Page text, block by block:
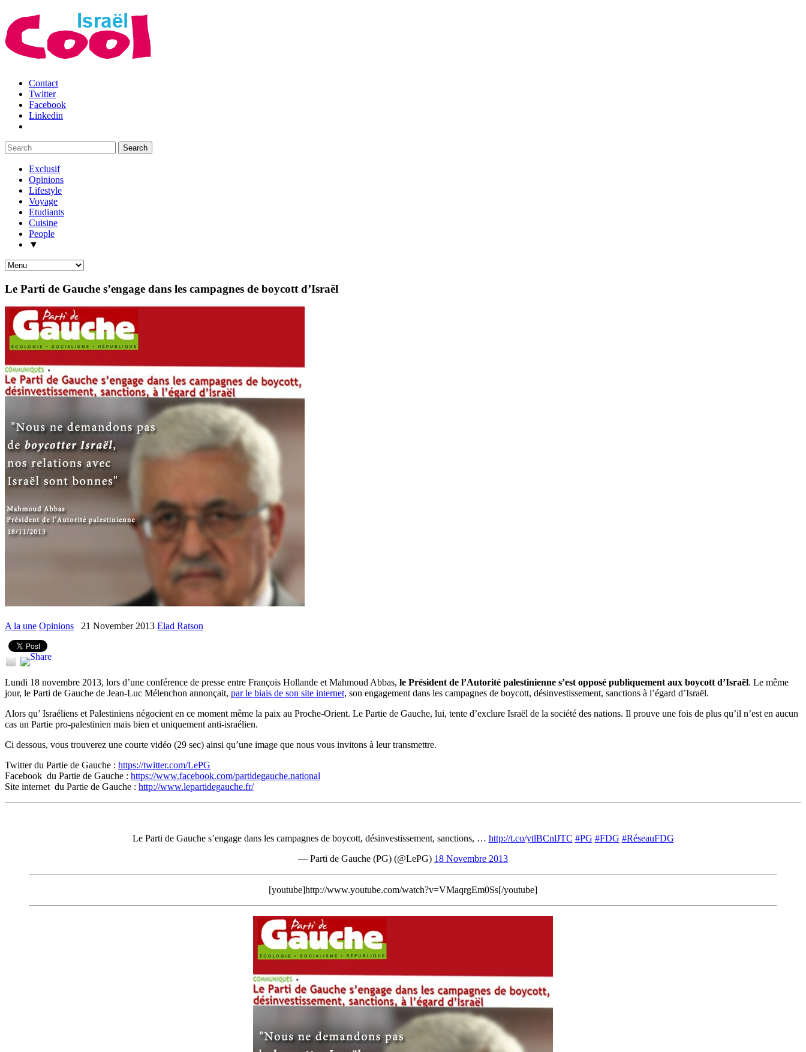
Contact
Twitter
Facebook
Linkedin
Exclusif
Opinions
Lifestyle
Voyage
Etudiants
Cuisine
People
▼
Le Parti de Gauche s’engage dans les campagnes de boycott d’Israël
A la une Opinions 21 November 2013 Elad Ratson
Lundi 18 novembre 2013, lors d’une conférence de presse entre François Hollande et Mahmoud Abbas, le Président de l’Autorité palestinienne s’est opposé publiquement aux boycott d’Israël. Le même
jour, le Parti de Gauche de Jean-Luc Mélenchon annonçait, par le biais de son site internet, son engagement dans les campagnes de boycott, désinvestissement, sanctions à l’égard d’Israël.
Alors qu’ Israéliens et Palestiniens négocient en ce moment même la paix au Proche-Orient. Le Partie de Gauche, lui, tente d’exclure Israël de la société des nations. Il prouve une fois de plus qu’il n’est en aucun
cas un Partie pro-palestinien mais bien et uniquement anti-israélien.
Ci dessous, vous trouverez une courte vidéo (29 sec) ainsi qu’une image que nous vous invitons à leur transmettre.
Twitter du Partie de Gauche : https://twitter.com/LePG
Facebook du Partie de Gauche : https://www.facebook.com/partidegauche.national
Site internet du Partie de Gauche : http://www.lepartidegauche.fr/
Le Parti de Gauche s’engage dans les campagnes de boycott, désinvestissement, sanctions, … http://t.co/ytlBCnlJTC #PG #FDG #RéseauFDG
— Parti de Gauche (PG) (@LePG) 18 Novembre 2013
[youtube]http://www.youtube.com/watch?v=VMaqrgEm0Ss[/youtube]